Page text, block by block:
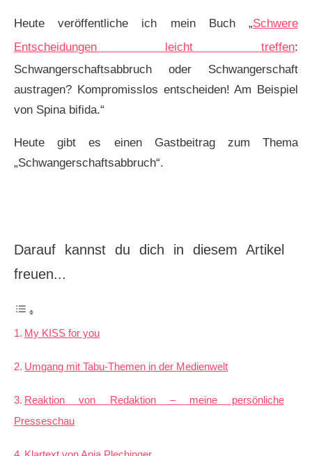
Heute veröffentliche ich mein Buch „Schwere
Entscheidungen leicht treffen:
Schwangerschaftsabbruch oder Schwangerschaft
austragen? Kompromisslos entscheiden! Am Beispiel
von Spina bifida.“
Heute gibt es einen Gastbeitrag zum Thema
„Schwangerschaftsabbruch“.
Darauf kannst du dich in diesem Artikel
freuen...
My KISS for you
Umgang mit Tabu-Themen in der Medienwelt
Reaktion von Redaktion – meine persönliche
Presseschau